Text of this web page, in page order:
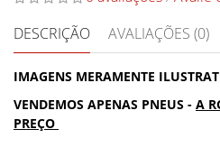
DESCRIÇÃO
AVALIAÇÕES (0)
IMAGENS MERAMENTE
VENDEMOS APENAS PNEUS - A
PREÇO